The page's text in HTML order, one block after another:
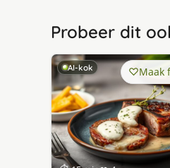
Probeer dit
AI-kok Maak